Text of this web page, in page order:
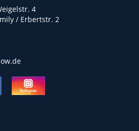
4
/ Erbertstr. 2